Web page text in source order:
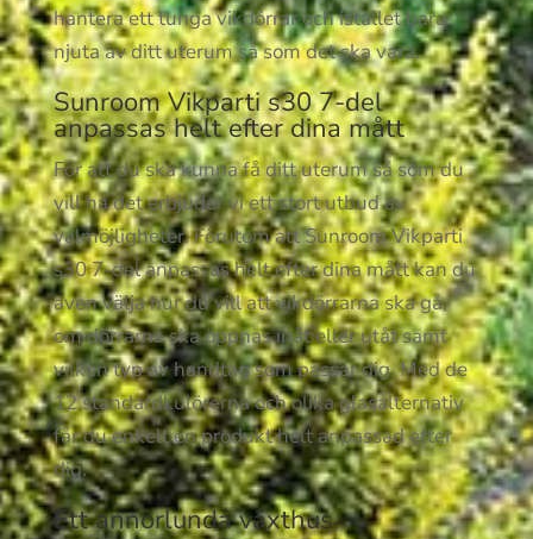
hantera ett tunga vikdörrar och istället bara
njuta av ditt uterum så som det ska vara.
Sunroom Vikparti s30 7-del
anpassas helt efter dina mått
För att du ska kunna få ditt uterum så som du
vill ha det erbjuder vi ett stort utbud av
valmöjligheter. Förutom att Sunroom Vikparti
s30 7-del anpassas helt efter dina mått kan du
även välja hur du vill att vikdörrarna ska gå,
om dörrarna ska öppnas inåt eller utåt samt
vilken typ av handtag som passar dig. Med de
12 standardkulörerna och olika glasalternativ
får du enkelt en produkt helt anpassad efter
dig.
Ett annorlunda växthus